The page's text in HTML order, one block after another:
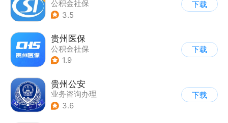
公积金社保
3.5
下载
贵州医保
公积金社保
1.9
下载
贵州公安
业务咨询办理
3.6
下载